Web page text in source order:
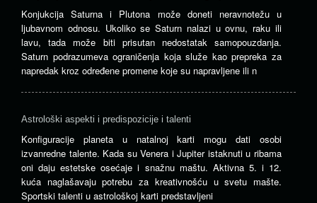
Konjukcija Saturna i Plutona može doneti neravnotežu u
ljubavnom odnosu. Ukoliko se Saturn nalazi u ovnu, raku ili
lavu, tada može biti prisutan nedostatak samopouzdanja.
Saturn podrazumeva ograničenja koja služe kao prepreka za
napredak kroz određene promene koje su napravljene ili n
Astrološki aspekti i predispozicije i talenti
Konfiguracije planeta u natalnoj karti mogu dati osobi
izvanredne talente. Kada su Venera i Jupiter istaknuti u ribama
oni daju estetske osećaje i snažnu maštu. Aktivna 5. i 12.
kuća naglašavaju potrebu za kreativnošću u svetu mašte.
Sportski talenti u astrološkoj karti predstavljeni